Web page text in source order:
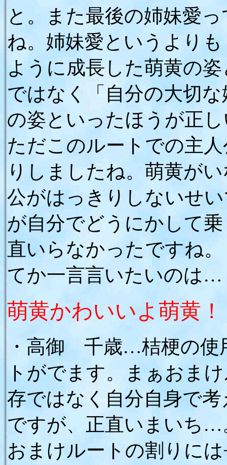
と。また最後の姉妹愛
ね。姉妹愛というより
ように成長した萌黄の
ではなく「自分の大切
の姿といったほうが正
ただこのルートでの主
りしましたね。萌黄が
公がはっきりしないせ
が自分でどうにかして
直いらなかったですね。
てか一言言いたいのは…
萌黄かわいいよ萌黄！
・高御 千歳…桔梗の使
トがでます。まぁおま
存ではなく自分自身で
ですが、正直いまいち…
おまけルートの割りに